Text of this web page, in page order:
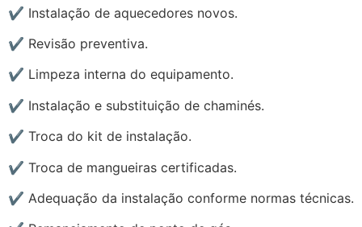
✔ Instalação de aquecedores novos.
✔ Revisão preventiva.
✔ Limpeza interna do equipamento.
✔ Instalação e substituição de chaminés.
✔ Troca do kit de instalação.
✔ Troca de mangueiras certificadas.
✔ Adequação da instalação conforme normas técnicas.